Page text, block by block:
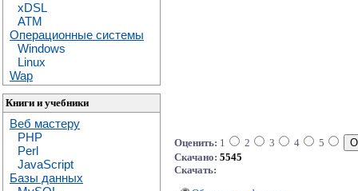
xDSL
ATM
Операционные системы
Windows
Linux
Wap
Книги и учебники
Веб мастеру
PHP
Perl
JavaScript
Базы данных
Оценить: 1 2 3 4
5
Скачано: 5545
Скачать: